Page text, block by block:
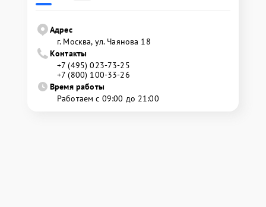
Адрес
г. Москва, ул. Чаянова 18
Контакты
+7 (495) 023-73-25
+7 (800) 100-33-26
Время работы
Работаем с 09:00 до 21:00